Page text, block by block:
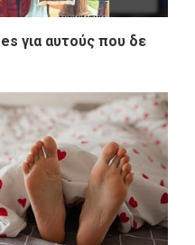
για αυτούς που δε